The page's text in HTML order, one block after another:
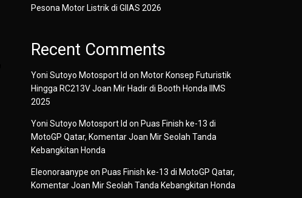
Pesona Motor Listrik di GIIAS 2026
Recent Comments
Yoni Sutoyo Motosport Id on Motor Konsep Futuristik
Hingga RC213V Joan Mir Hadir di Booth Honda IIMS
2025
Yoni Sutoyo Motosport Id on Puas Finish ke-13 di
MotoGP Qatar, Komentar Joan Mir Seolah Tanda
Kebangkitan Honda
Eleonoraanype on Puas Finish ke-13 di MotoGP Qatar,
Komentar Joan Mir Seolah Tanda Kebangkitan Honda